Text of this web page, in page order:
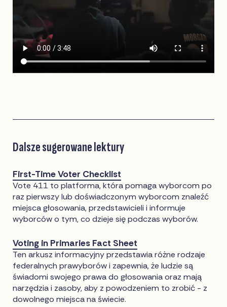
Dalsze sugerowane lektury
First-Time Voter Checklist
Vote 411 to platforma, która pomaga wyborcom po
raz pierwszy lub doświadczonym wyborcom znaleźć
miejsca głosowania, przedstawicieli i informuje
wyborców o tym, co dzieje się podczas wyborów.
Voting in Primaries Fact Sheet
Ten arkusz informacyjny przedstawia różne rodzaje
federalnych prawyborów i zapewnia, że ludzie są
świadomi swojego prawa do głosowania oraz mają
narzędzia i zasoby, aby z powodzeniem to zrobić - z
dowolnego miejsca na świecie.